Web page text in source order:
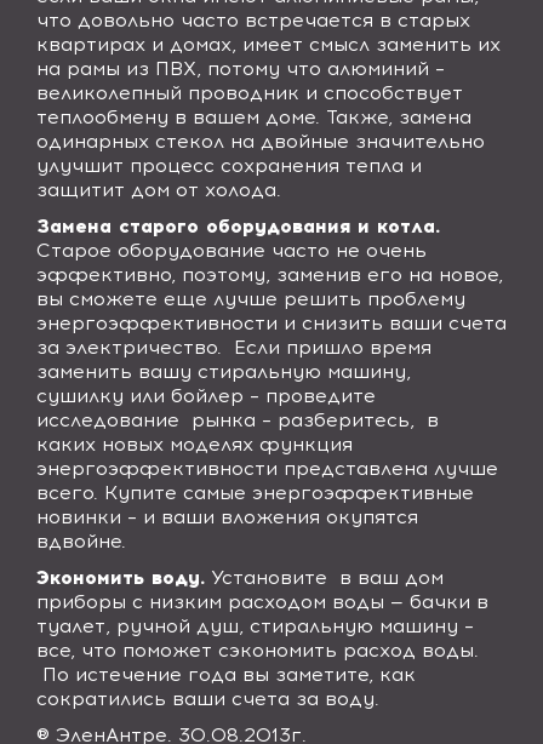
что довольно часто встречается в старых
квартирах и домах, имеет смысл заменить их
на рамы из ПВХ, потому что алюминий –
великолепный проводник и способствует
теплообмену в вашем доме. Также, замена
одинарных стекол на двойные значительно
улучшит процесс сохранения тепла и
защитит дом от холода.
Замена старого оборудования и котла.
Старое оборудование часто не очень
эффективно, поэтому, заменив его на новое,
вы сможете еще лучше решить проблему
энергоэффективности и снизить ваши счета
за электричество. Если пришло время
заменить вашу стиральную машину,
сушилку или бойлер – проведите
исследование рынка – разберитесь, в
каких новых моделях функция
энергоэффективности представлена лучше
всего. Купите самые энергоэффективные
новинки – и ваши вложения окупятся
вдвойне.
Экономить воду. Установите в ваш дом
приборы с низким расходом воды — бачки в
туалет, ручной душ, стиральную машину –
все, что поможет сэкономить расход воды.
По истечение года вы заметите, как
сократились ваши счета за воду.
® ЭленАнтре. 30.08.2013г.